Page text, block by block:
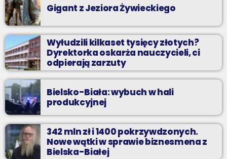
Gigant z Jeziora Żywieckiego
Wyłudzili kilkaset tysięcy złotych?
Dyrektorka oskarża nauczycieli, ci
odpierają zarzuty
Bielsko-Biała: wybuch w hali
produkcyjnej
342 mln zł i 1400 pokrzywdzonych.
Nowe wątki w sprawie biznesmena z
Bielska-Białej